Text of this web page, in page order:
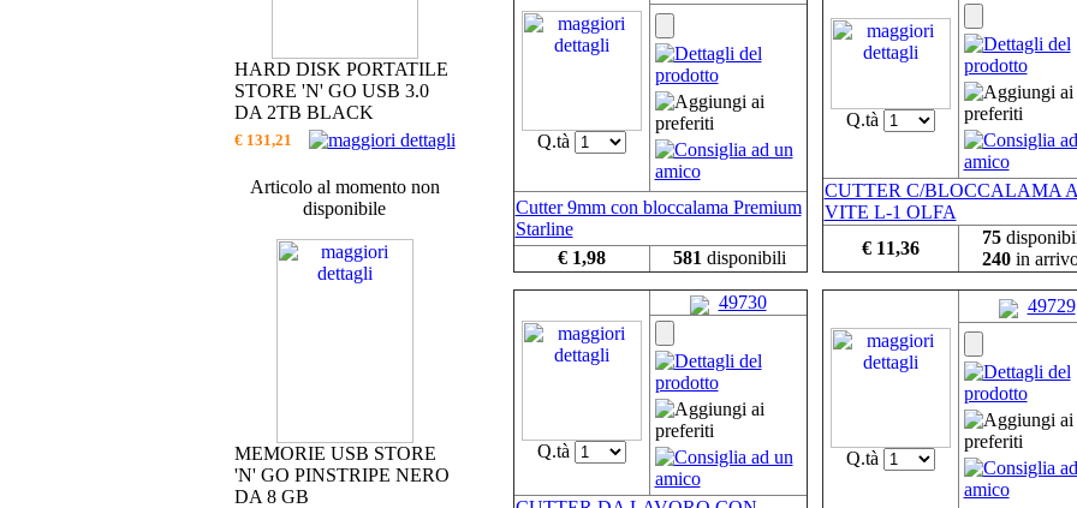
HARD DISK PORTATILE
STORE 'N' GO USB 3.0
DA 2TB BLACK
€ 131,21
Articolo al momento non
disponibile
MEMORIE USB STORE
'N' GO PINSTRIPE NERO
DA 8 GB
Q.tà
Cutter 9mm con bloccalama Premium
Starline
€ 1,98
581 disponibili
Q.tà
CUTTER C/BLOCCALAMA A
VITE L-1 OLFA
€ 11,36
75
240in
Q.tà
49730
Q.tà
49729